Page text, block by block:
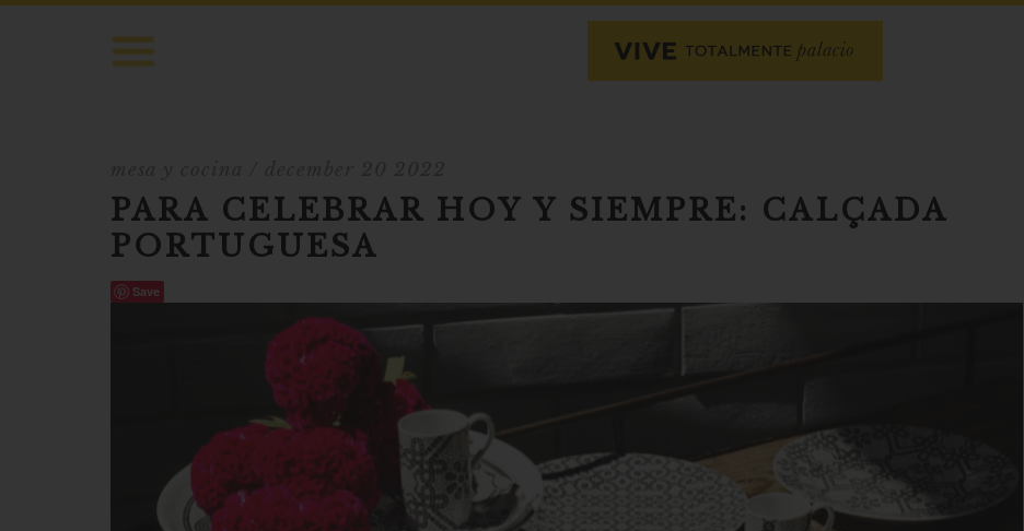
PARA CELEBRAR HOY Y SIEMPRE: CALÇADA
PORTUGUESA
Save